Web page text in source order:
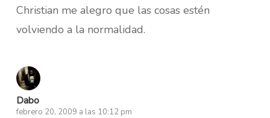
Christian me alegro que las cosas estén
volviendo a la normalidad.
Dabo
febrero 20, 2009 a las 10:12 pm